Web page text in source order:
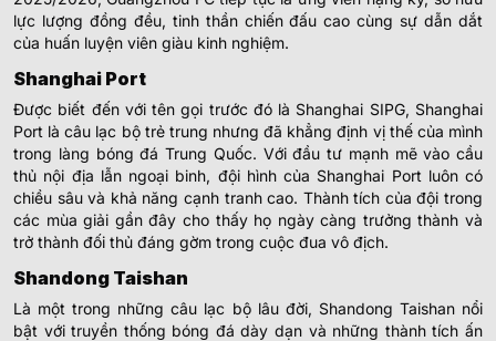
lực lượng đồng đều, tinh thần chiến đấu cao cùng sự dẫn dắt
của huấn luyện viên giàu kinh nghiệm.
Shanghai Port
Được biết đến với tên gọi trước đó là Shanghai SIPG, Shanghai
Port là câu lạc bộ trẻ trung nhưng đã khẳng định vị thế của mình
trong làng bóng đá Trung Quốc. Với đầu tư mạnh mẽ vào cầu
thủ nội địa lẫn ngoại binh, đội hình của Shanghai Port luôn có
chiều sâu và khả năng cạnh tranh cao. Thành tích của đội trong
các mùa giải gần đây cho thấy họ ngày càng trưởng thành và
trở thành đối thủ đáng gờm trong cuộc đua vô địch.
Shandong Taishan
Là một trong những câu lạc bộ lâu đời, Shandong Taishan nổi
bật với truyền thống bóng đá dày dạn và những thành tích ấn